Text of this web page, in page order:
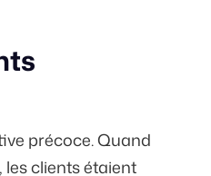
précoce. Quand
clients étaient